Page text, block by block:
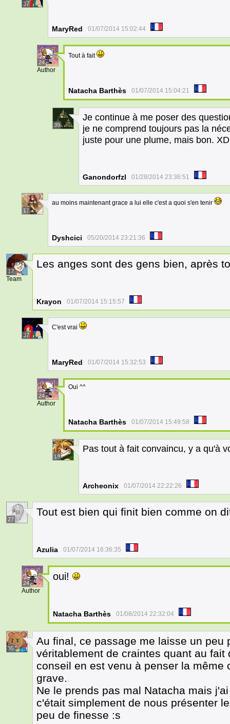
37
MaryRed 01/07/2014 15:02:44
24
Author
Tout à fait
Natacha Barthès 01/07/2014 15:04:21
39
Je continue à me poser des
je ne comprend toujours pas la
juste pour une plume, mais bon. XD
Ganondorfzl 01/28/2014 23:36:51
17
au moins maintenant grace a lui elle c'est a quoi s'en tenir
Dyshcici 05/20/2014 23:21:36
17
Team
Les anges sont des gens bien, après
Krayon 01/07/2014 15:15:57
37
C'est vrai
MaryRed 01/07/2014 15:32:53
24
Author
Oui ^^
Natacha Barthès 01/07/2014 15:49:58
18
Pas tout à fait convaincu, y a qu'à
Archeonix 01/07/2014 22:22:26
27
Tout est bien qui finit bien comme on
Azulia 01/07/2014 16:36:35
24
Author
oui!
Natacha Barthès 01/08/2014 22:32:04
35
Au final, ce passage me laisse un peu
véritablement de craintes quant au
conseil en est venu à penser la
grave.
Ne le prends pas mal Natacha mais
c'était simplement de nous présenter
peu de finesse :s